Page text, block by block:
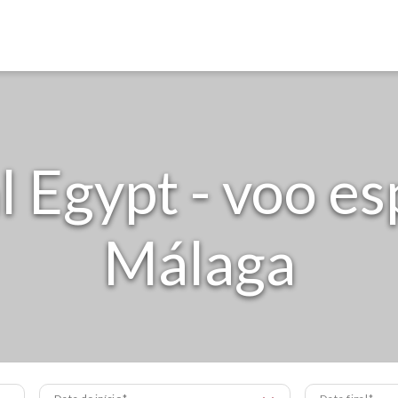
Egypt - voo
Málaga